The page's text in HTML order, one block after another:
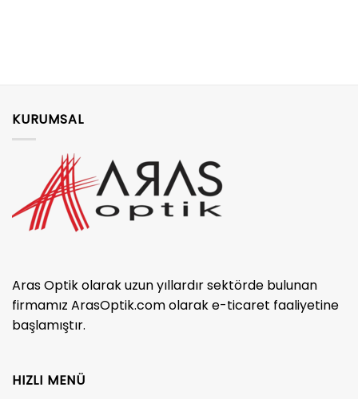
KURUMSAL
Aras Optik olarak uzun yıllardır sektörde bulunan
firmamız ArasOptik.com olarak e-ticaret faaliyetine
başlamıştır.
HIZLI MENÜ